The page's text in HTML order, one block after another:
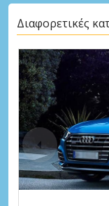
Διαφορετικές